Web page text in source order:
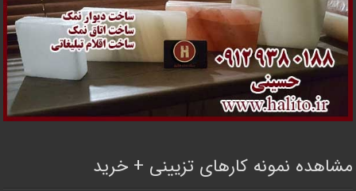
مشاهده نمونه کارهای تزیینی + خرید